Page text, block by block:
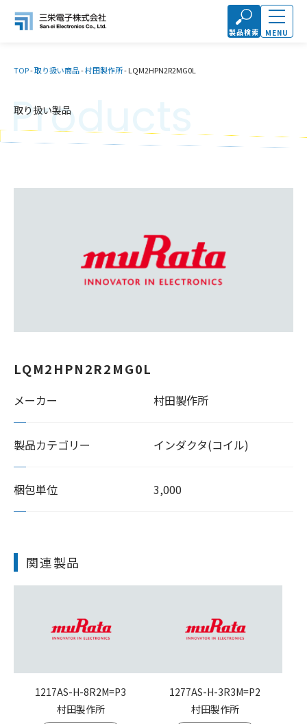
製品検索 MENU
TOP-取り扱い商品-村田製作所-LQM2HPN2R2MG0L
取り扱い製品
Products
LQM2HPN2R2MG0L
メーカー 村田製作所
製品カテゴリー インダクタ(コイル)
梱包単位 3,000
関連製品
1217AS-H-8R2M=P3
村田製作所
1277AS-H-3R3M=P2
村田製作所